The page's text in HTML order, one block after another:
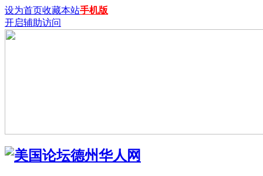
设为首页收藏本站手机版
开启辅助访问